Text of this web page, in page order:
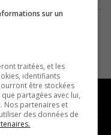
sur un
traitées, et les
identifiants
être stockées
partagées avec lui,
Nos partenaires et
des données de